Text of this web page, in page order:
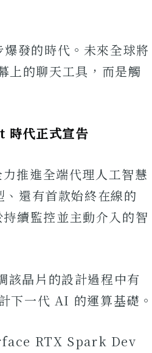
發的時代。未來全球將
上的聊天工具，而是觸
代正式宣告
推進全端代理人工智慧
還有首款始終在線的
續監控並主動介入的智
晶片的設計過程中有
一代 AI 的運算基礎。
RTX Spark Dev